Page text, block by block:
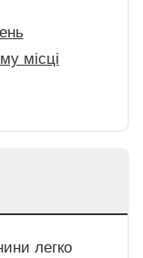
місці
легко